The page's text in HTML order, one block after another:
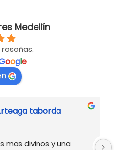
Medellín
reseñas.
oogle
taborda
mas divinos y una